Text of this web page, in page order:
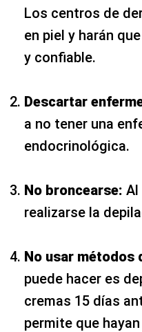
Los centros de
en piel y harán
y confiable.
Descartar
a no tener una
endocrinológica.
No broncearse: Al
realizarse la
No usar métodos
puede hacer es
cremas 15 días
permite que hayan